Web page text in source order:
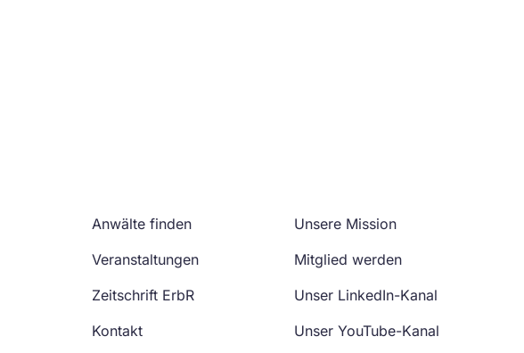
Anwälte finden
Veranstaltungen
Zeitschrift ErbR
Kontakt
Unsere Mission
Mitglied werden
Unser LinkedIn-Kanal
Unser YouTube-Kanal